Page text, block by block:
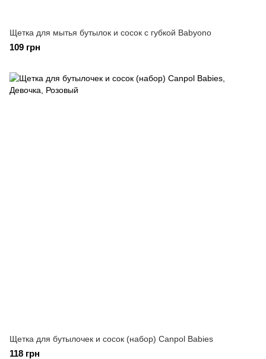
Щетка для мытья бутылок и сосок с губкой Babyono
109 грн
Щетка для бутылочек и сосок (набор) Canpol Babies
118 грн